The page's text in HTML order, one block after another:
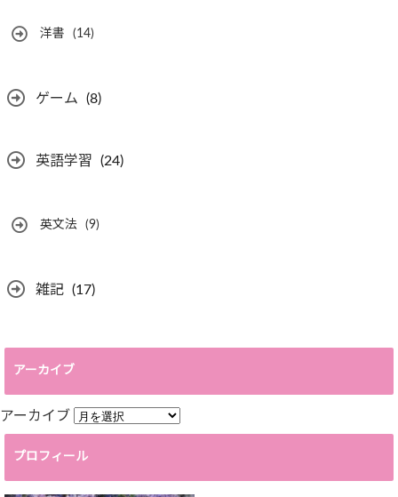
洋書 (14)
ゲーム (8)
英語学習 (24)
英文法 (9)
雑記 (17)
アーカイブ
アーカイブ
プロフィール